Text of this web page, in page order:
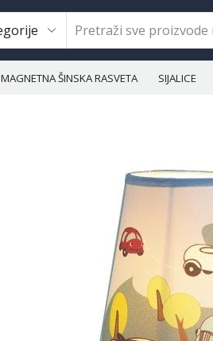
MAGNETNA ŠINSKA RASVETA SIJALICE